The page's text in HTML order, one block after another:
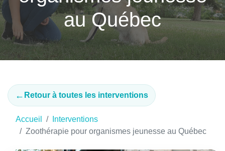
au Québec
← Retour à toutes les interventions
Accueil
Interventions
Zoothérapie pour organismes jeunesse au Québec